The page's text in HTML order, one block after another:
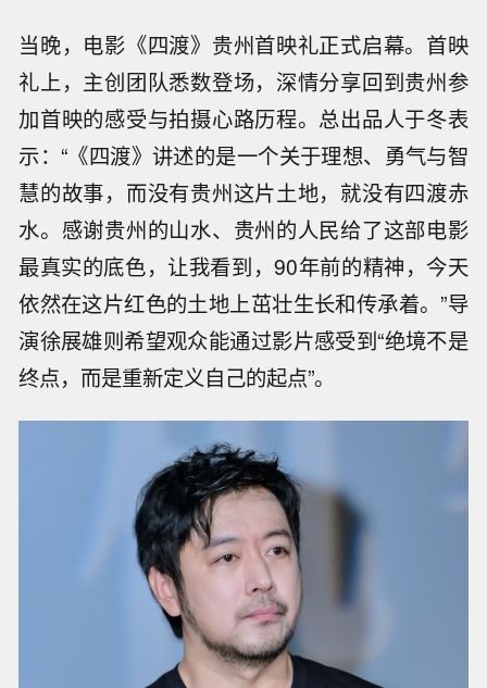
当晚，电影《四渡》贵州首映礼正式启幕。首映
礼上，主创团队悉数登场，深情分享回到贵州参
加首映的感受与拍摄心路历程。总出品人于冬表
示：“《四渡》讲述的是一个关于理想、勇气与智
慧的故事，而没有贵州这片土地，就没有四渡赤
水。感谢贵州的山水、贵州的人民给了这部电影
最真实的底色，让我看到，90年前的精神，今天
依然在这片红色的土地上茁壮生长和传承着。”导
演徐展雄则希望观众能通过影片感受到“绝境不是
终点，而是重新定义自己的起点”。